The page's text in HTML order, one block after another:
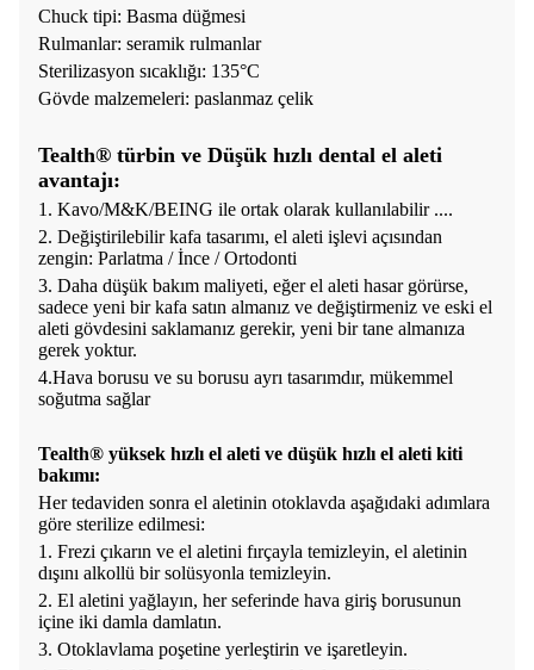
Chuck tipi: Basma düğmesi
Rulmanlar: seramik rulmanlar
Sterilizasyon sıcaklığı: 135°C
Gövde malzemeleri: paslanmaz çelik
Tealth® türbin ve Düşük hızlı dental el aleti
avantajı:
1. Kavo/M&K/BEING ile ortak olarak kullanılabilir ....
2. Değiştirilebilir kafa tasarımı, el aleti işlevi açısından
zengin: Parlatma / İnce / Ortodonti
3. Daha düşük bakım maliyeti, eğer el aleti hasar görürse,
sadece yeni bir kafa satın almanız ve değiştirmeniz ve eski el
aleti gövdesini saklamanız gerekir, yeni bir tane almanıza
gerek yoktur.
4.Hava borusu ve su borusu ayrı tasarımdır, mükemmel
soğutma sağlar
Tealth® yüksek hızlı el aleti ve düşük hızlı el aleti kiti
bakımı:
Her tedaviden sonra el aletinin otoklavda aşağıdaki adımlara
göre sterilize edilmesi:
1. Frezi çıkarın ve el aletini fırçayla temizleyin, el aletinin
dışını alkollü bir solüsyonla temizleyin.
2. El aletini yağlayın, her seferinde hava giriş borusunun
içine iki damla damlatın.
3. Otoklavlama poşetine yerleştirin ve işaretleyin.